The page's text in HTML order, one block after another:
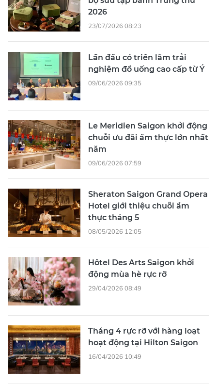
2026
23/07/2026 08:23
Lần đầu có triển lãm trải
nghiệm đồ uống cao cấp từ Ý
09/06/2026 09:35
Le Meridien Saigon khởi động
chuỗi ưu đãi ẩm thực lớn nhất
năm
09/06/2026 07:59
Sheraton Saigon Grand Opera
Hotel giới thiệu chuỗi ẩm
thực tháng 5
08/05/2026 12:05
Hôtel Des Arts Saigon khởi
động mùa hè rực rỡ
29/04/2026 08:49
Tháng 4 rực rỡ với hàng loạt
hoạt động tại Hilton Saigon
16/04/2026 10:49